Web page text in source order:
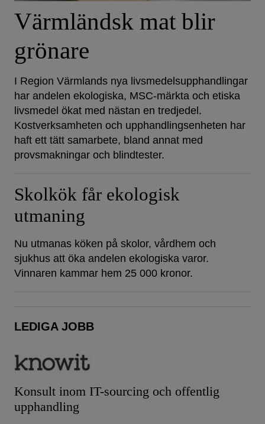
Värmländsk mat blir
grönare
I Region Värmlands nya livsmedelsupphandlingar
har andelen ekologiska, MSC-märkta och etiska
livsmedel ökat med nästan en tredjedel.
Kostverksamheten och upphandlingsenheten har
haft ett tätt samarbete, bland annat med
provsmakningar och blindtester.
Skolkök får ekologisk
utmaning
Nu utmanas köken på skolor, vårdhem och
sjukhus att öka andelen ekologiska varor.
Vinnaren kammar hem 25 000 kronor.
LEDIGA JOBB
Konsult inom IT-sourcing och offentlig
upphandling